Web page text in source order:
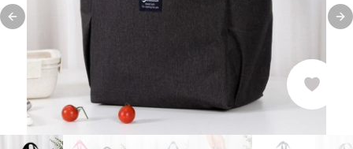
Previous slide